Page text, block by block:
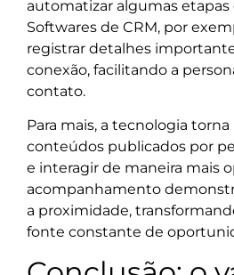
automatizar algumas
Softwares de CRM, por
registrar detalhes
conexão, facilitando a
contato.
Para mais, a tecnologia
conteúdos publicados por
e interagir de maneira mais
acompanhamento
a proximidade,
fonte constante de